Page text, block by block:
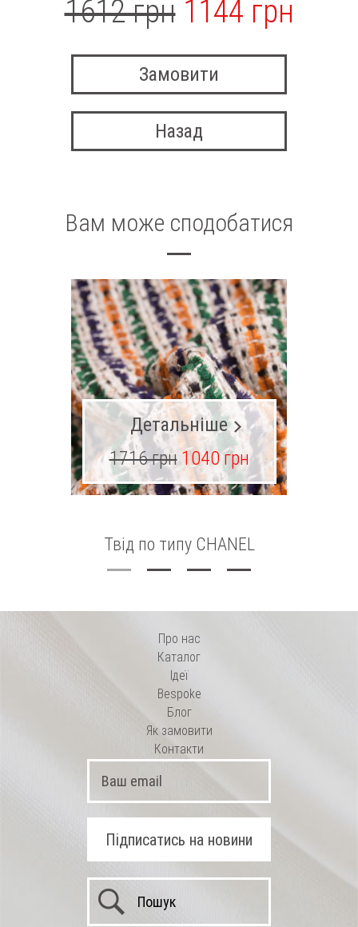
1612 грн 1144 грн
Замовити
Назад
Вам може сподобатися
Твід по типу CHANEL
Детальніше
1716 грн 1040 грн
Про нас
Каталог
Ідеї
Bespoke
Блог
Як замовити
Контакти